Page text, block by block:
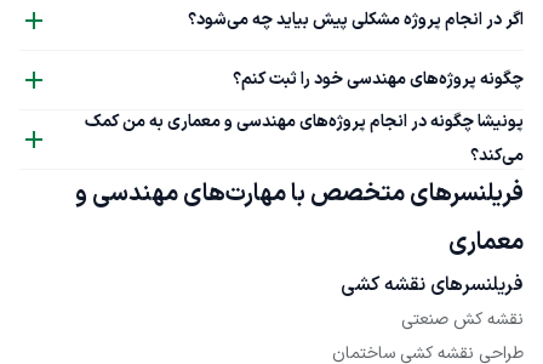
اگر در انجام پروژه مشکلی پیش بیاید چه می‌شود؟
چگونه پروژه‌های مهندسی خود را ثبت کنم؟
پونیشا چگونه در انجام پروژه‌های مهندسی و معماری به من کمک
می‌کند؟
فریلنسرهای متخصص با مهارت‌های مهندسی و
معماری
فریلنسرهای نقشه کشی
نقشه کش صنعتی
طراحی نقشه کشی ساختمان